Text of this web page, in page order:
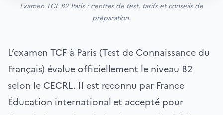
Examen TCF B2 Paris : centres de test, tarifs et conseils de
préparation.
L’examen TCF à Paris (Test de Connaissance du
Français) évalue officiellement le niveau B2
selon le CECRL. Il est reconnu par France
Éducation international et accepté pour